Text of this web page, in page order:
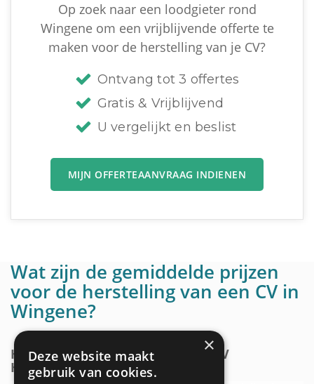
Op zoek naar een loodgieter rond
Wingene om een vrijblijvende offerte te
maken voor de herstelling van je CV?
Ontvang tot 3 offertes
Gratis & Vrijblijvend
U vergelijkt en beslist
MIJN OFFERTEAANVRAAG INDIENEN
Wat zijn de gemiddelde prijzen
voor de herstelling van een CV in
Wingene?
HOE WORDT DE PRIJS VOOR EEN CV
HERSTELLING BEPAALD?
×
Deze website maakt
gebruik van cookies.